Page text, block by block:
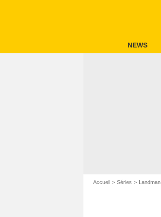
NEWS
Accueil Séries Landman